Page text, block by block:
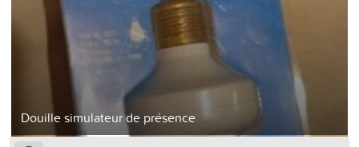
Douille simulateur de présence